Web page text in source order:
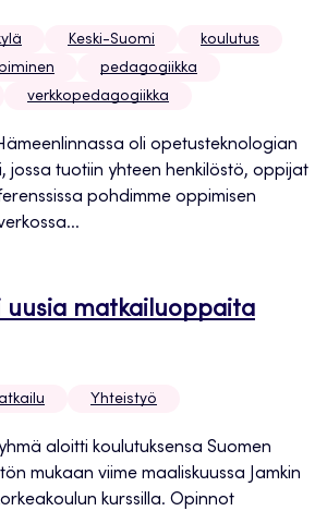
Keski-Suomi
koulutus
pedagogiikka
verkkopedagogiikka
oli opetusteknologian
jossa tuotiin yhteen henkilöstö, oppijat
pohdimme oppimisen
uusia matkailuoppaita
Yhteistyö
aloitti koulutuksensa Suomen
mukaan viime maaliskuussa Jamkin
kurssilla. Opinnot